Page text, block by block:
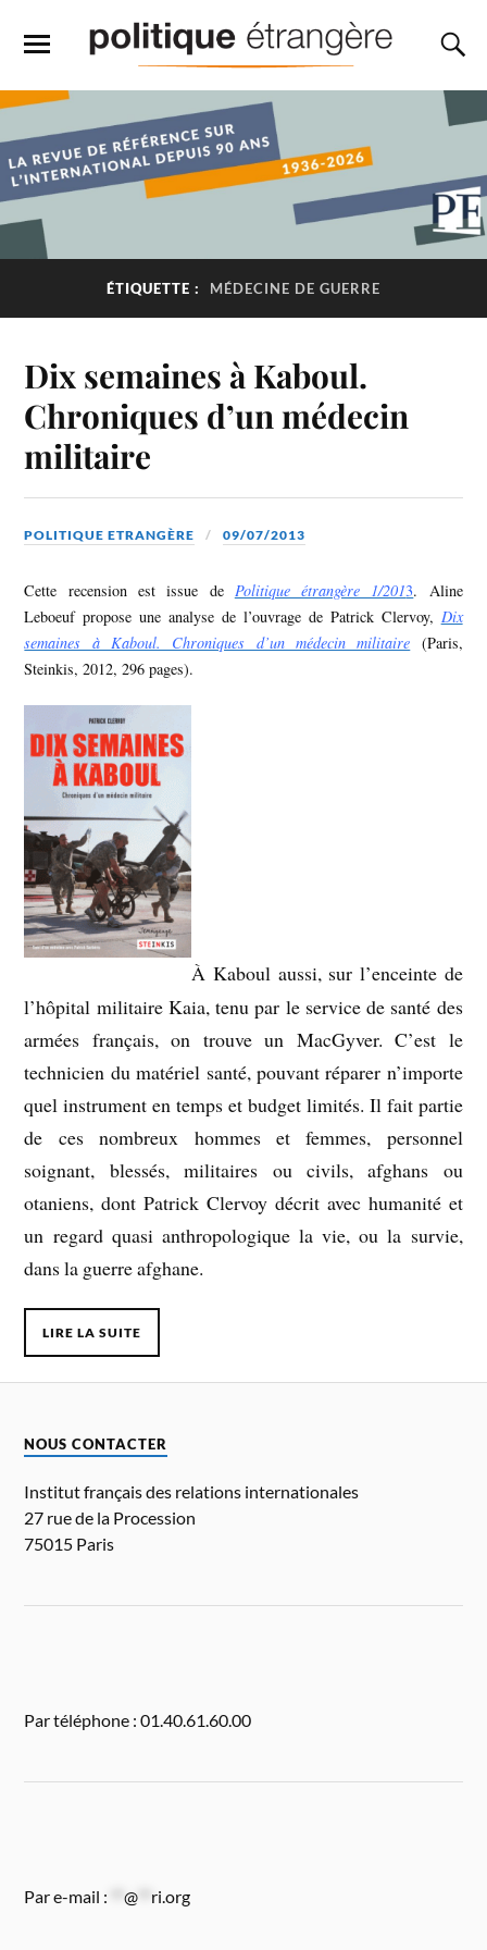
ÉTIQUETTE : MÉDECINE DE GUERRE
Dix semaines à Kaboul.
Chroniques d’un médecin
militaire
POLITIQUE ETRANGÈRE 09/07/2013
Cette recension est issue de Politique étrangère 1/2013. Aline
Leboeuf propose une analyse de l’ouvrage de Patrick Clervoy, Dix
semaines à Kaboul. Chroniques d’un médecin militaire (Paris,
Steinkis, 2012, 296 pages).
À Kaboul aussi, sur l’enceinte de
l’hôpital militaire Kaia, tenu par le service de santé des
armées français, on trouve un MacGyver. C’est le
technicien du matériel santé, pouvant réparer n’importe
quel instrument en temps et budget limités. Il fait partie
de ces nombreux hommes et femmes, personnel
soignant, blessés, militaires ou civils, afghans ou
otaniens, dont Patrick Clervoy décrit avec humanité et
un regard quasi anthropologique la vie, ou la survie,
dans la guerre afghane.
LIRE LA SUITE
NOUS CONTACTER
Institut français des relations internationales
27 rue de la Procession
75015 Paris
Par téléphone : 01.40.61.60.00
Par e-mail : **@ ri.org